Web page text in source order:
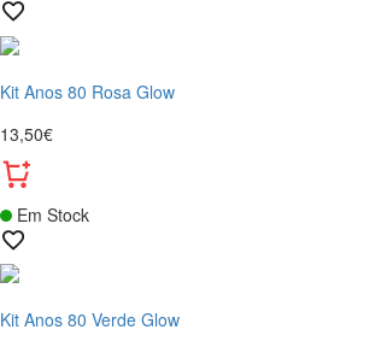
Kit Anos 80 Rosa Glow
13,50€
Em Stock
Kit Anos 80 Verde Glow